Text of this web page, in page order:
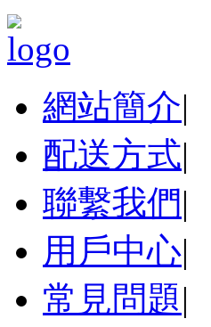
網站簡介|
配送方式|
聯繫我們|
用戶中心|
常見問題|